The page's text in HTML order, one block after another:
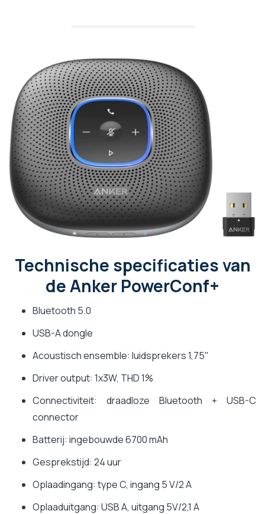
Technische specificaties van
de Anker PowerConf+
Bluetooth 5.0
USB-A dongle
Acoustisch ensemble: luidsprekers 1,75"
Driver output: 1x3W, THD 1%
Connectiviteit: draadloze Bluetooth + USB-C
connector
Batterij: ingebouwde 6700 mAh
Gesprekstijd: 24 uur
Oplaadingang: type C, ingang 5 V/2 A
Oplaaduitgang: USB A, uitgang 5V/2,1 A